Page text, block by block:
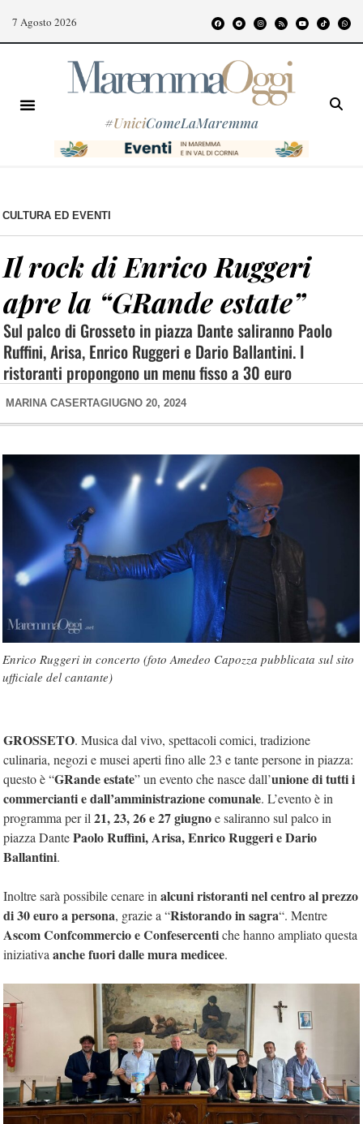
7 Agosto 2026
#UniciComeLaMaremma
CULTURA ED EVENTI
Il rock di Enrico Ruggeri
apre la “GRande estate”
Sul palco di Grosseto in piazza Dante saliranno Paolo
Ruffini, Arisa, Enrico Ruggeri e Dario Ballantini. I
ristoranti propongono un menu fisso a 30 euro
MARINA CASERTAGIUGNO 20, 2024
Enrico Ruggeri in concerto (foto Amedeo Capozza pubblicata sul sito
ufficiale del cantante)
GROSSETO. Musica dal vivo, spettacoli comici, tradizione
culinaria, negozi e musei aperti fino alle 23 e tante persone in piazza:
questo è “GRande estate” un evento che nasce dall’unione di tutti i
commercianti e dall’amministrazione comunale. L’evento è in
programma per il 21, 23, 26 e 27 giugnoe saliranno sul palco in
piazza DantePaolo Ruffini, Arisa, Enrico Ruggeri e Dario
Ballantini.
Inoltre sarà possibile cenare in alcuni ristoranti nel centro al prezzo
di 30 euro a persona, grazie a “Ristorando in sagra“. Mentre
Ascom Confcommercio e Confesercentiche hanno ampliato questa
iniziativa anche fuori dalle mura medicee.